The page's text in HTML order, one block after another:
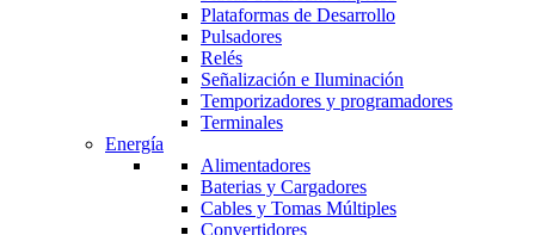
Plataformas de Desarrollo
Pulsadores
Relés
Señalización e Iluminación
Temporizadores y programadores
Terminales
Energía
Alimentadores
Baterias y Cargadores
Cables y Tomas Múltiples
Convertidores